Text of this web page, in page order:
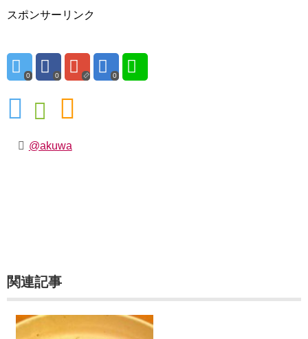
スポンサーリンク
0 0 0
@akuwa
関連記事